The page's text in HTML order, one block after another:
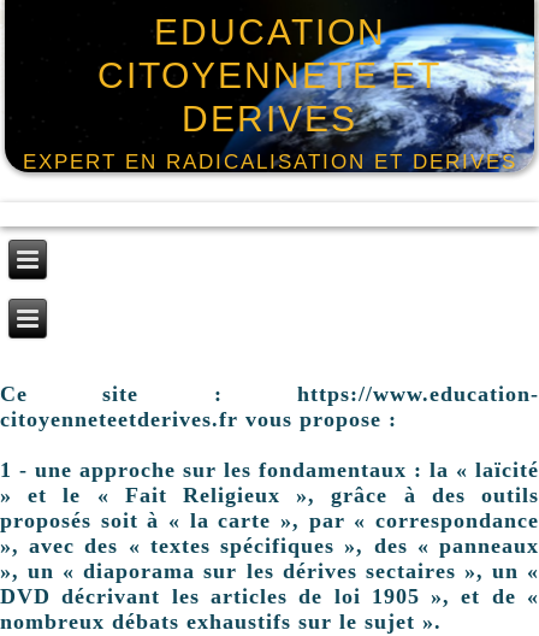
EDUCATION
CITOYENNETE ET
DERIVES
EXPERT EN RADICALISATION ET DERIVES
Ce site : https://www.education-
citoyenneteetderives.fr vous propose :
1 - une approche sur les fondamentaux : la « laïcité
» et le « Fait Religieux », grâce à des outils
proposés soit à « la carte », par « correspondance
», avec des « textes spécifiques », des « panneaux
», un « diaporama sur les dérives sectaires », un «
DVD décrivant les articles de loi 1905 », et de «
nombreux débats exhaustifs sur le sujet ».